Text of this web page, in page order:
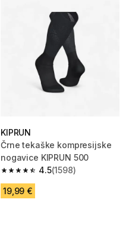
KIPRUN
Črne tekaške kompresijske
nogavice KIPRUN 500
4.5
4.5 od 5 zvezdic from 1598
(1598)
19,99 €